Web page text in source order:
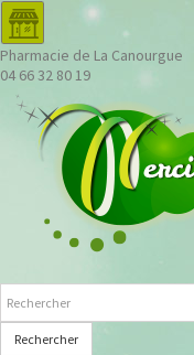
Pharmacie de La Canourgue
04 66 32 80 19
Rechercher